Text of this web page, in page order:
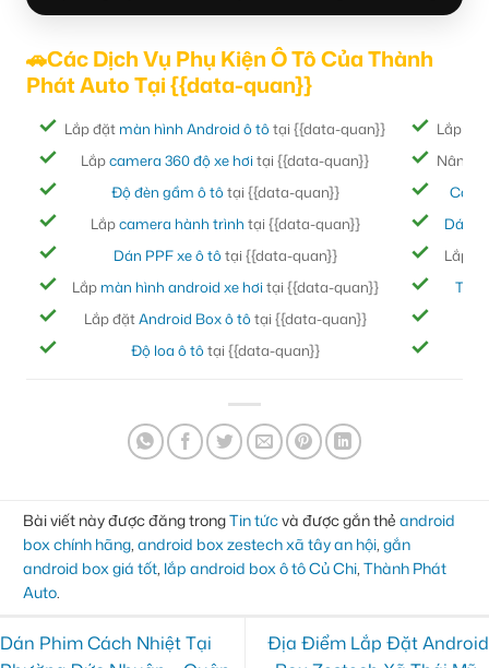
🚗Các Dịch Vụ Phụ Kiện Ô Tô Của Thành
Phát Auto Tại {{data-quan}}
Lắp đặt màn hình Android ô tôtại {{data-quan}}
Lắpcamera 360 độ xe hơi tại {{data-quan}}
Độ đèn gầm ô tôtại {{data-quan}}
Lắpcamera hành trình tại {{data-quan}}
Dán PPF xe ô tôtại {{data-quan}}
Lắp màn hình android xe hơi tại {{data-quan}}
Lắp đặtAndroid Box ô tôtại {{data-quan}}
Độ loa ô tôtại {{data-quan}}
Lắp
Nâng
Dán
Lắp
Bài viết này được đăng trongTin tứcvà được gắn thẻ android
box chính hãng, android box zestech xã tây an hội, gắn
android box giá tốt, lắp android box ô tô Củ Chi, Thành Phát
Auto.
Dán Phim Cách Nhiệt Tại
Địa Điểm Lắp Đặt Android